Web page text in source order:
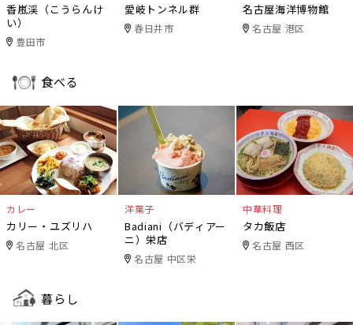
香嵐渓（こうらんけ
い）
豊田市
愛岐トンネル群
春日井市
名古屋海洋博物館
名古屋 港区
食べる
カレー
カリー・ユズリハ
名古屋 北区
洋菓子
Badiani（バディアー
ニ）栄店
名古屋 中区栄
中華料理
タカ飯店
名古屋 西区
暮らし